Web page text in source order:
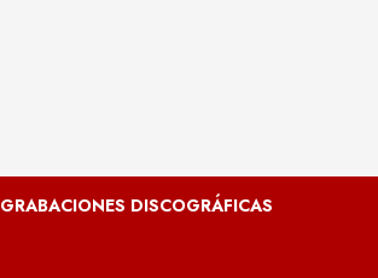
GRABACIONES DISCOGRÁFICAS